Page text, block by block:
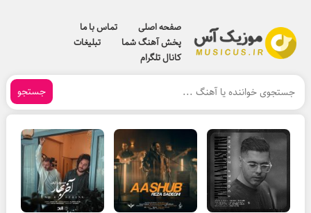
صفحه اصلی
تماس با ما
پخش آهنگ شما
تبلیغات
کانال تلگرام
جستجو